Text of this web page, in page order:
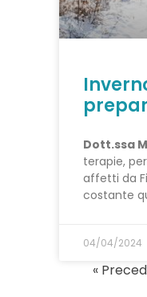
Dott.ssa
terapie,
affetti da
costante
04/04/2024
«